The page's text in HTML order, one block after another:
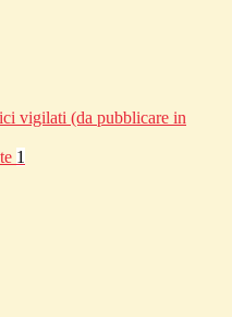
vigilati (da pubblicare in
1